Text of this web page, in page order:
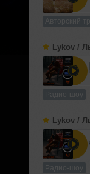
Авторский
Lykov /
Радио-шоу
Lykov /
Радио-шоу